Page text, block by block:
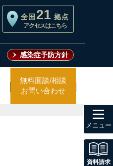
全国 21 拠点
アクセスはこちら
感染症予防方針
無料面談/相談
お問い合わせ
資料請求